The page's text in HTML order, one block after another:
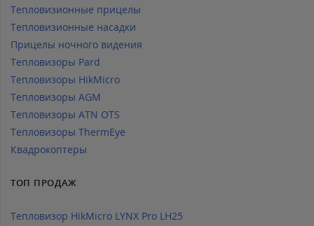
Тепловизионные прицелы
Тепловизионные насадки
Прицелы ночного видения
Тепловизоры Pard
Тепловизоры HikMicro
Тепловизоры AGM
Тепловизоры ATN OTS
Тепловизоры ThermEye
Квадрокоптеры
ТОП ПРОДАЖ
Тепловизор HikMicro LYNX Pro LH25